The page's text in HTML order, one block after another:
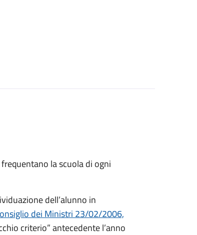
la scuola di ogni
dell’alunno in
dei Ministri 23/02/2006,
criterio” antecedente l’anno